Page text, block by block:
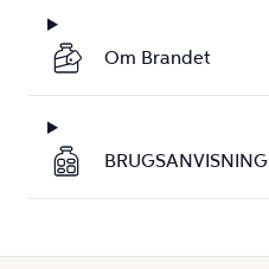
Om Brandet
BRUGSANVISNING